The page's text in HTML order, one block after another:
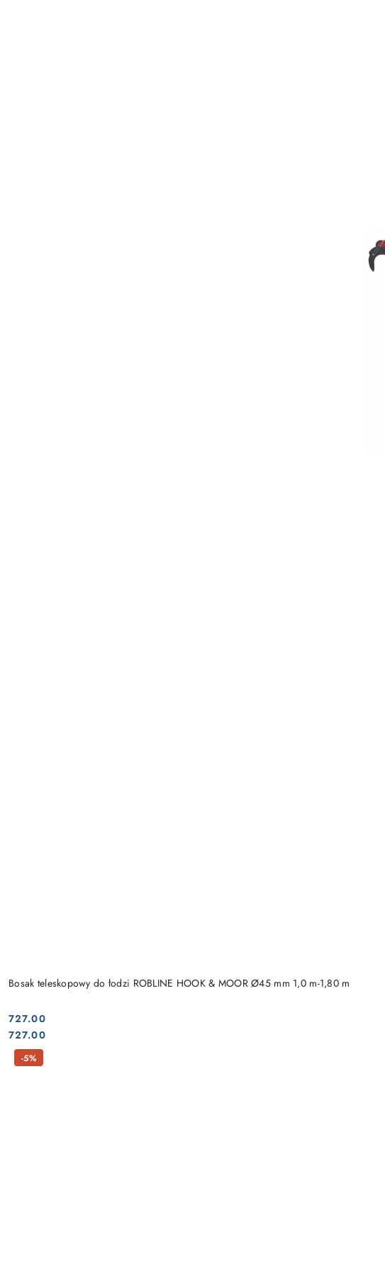
Bosak teleskopowy do łodzi ROBLINE HOOK & MOOR Ø45 mm 1,0 m-1,80 m
Cena:
727.00
Cena:
727.00
-5%